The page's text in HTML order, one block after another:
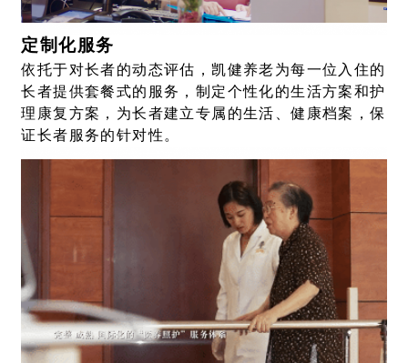
定制化服务
依托于对长者的动态评估，凯健养老为每一位入住的
长者提供套餐式的服务，制定个性化的生活方案和护
理康复方案，为长者建立专属的生活、健康档案，保
证长者服务的针对性。